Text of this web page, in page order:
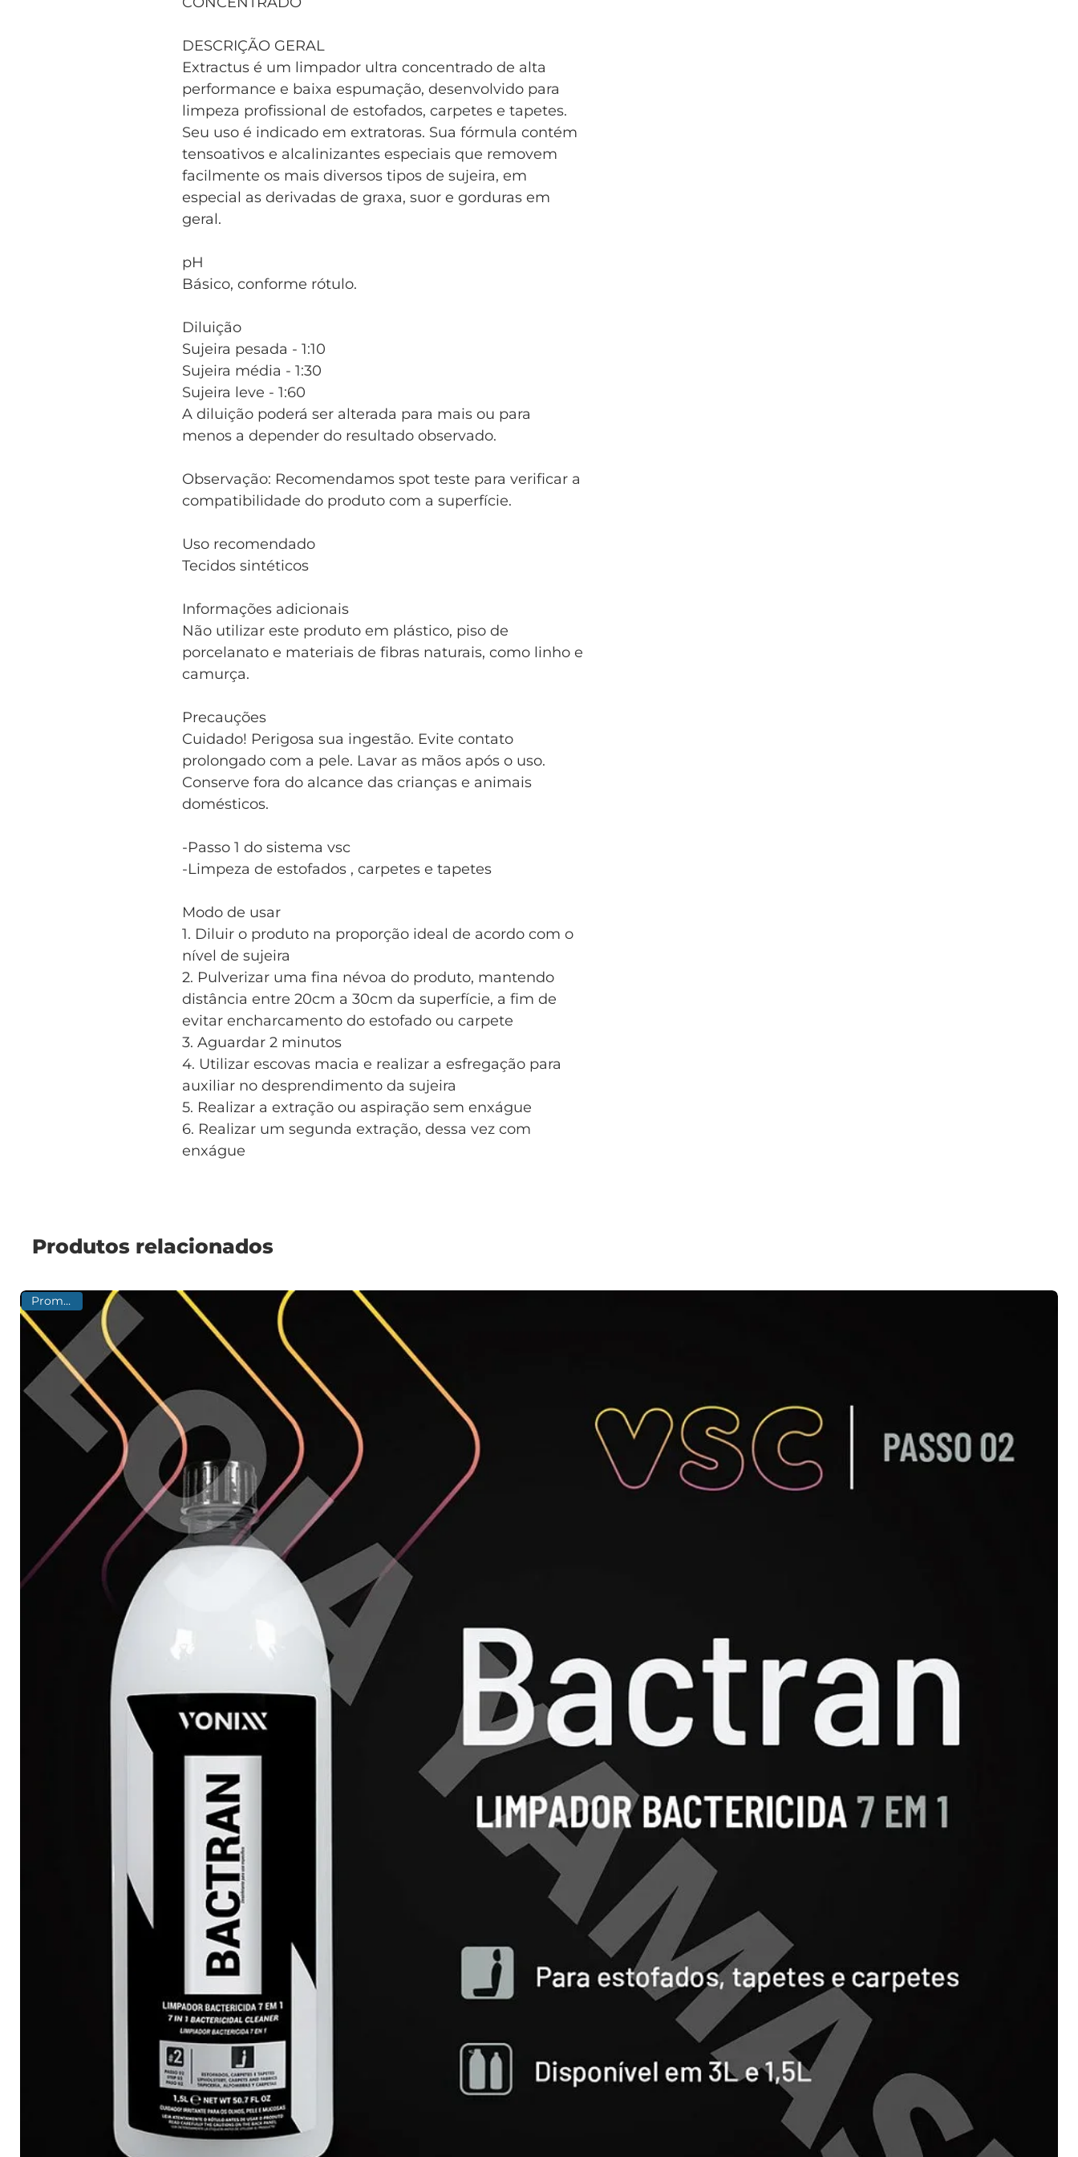
DESCRIÇÃO GERAL
Extractus é um limpador ultra concentrado de alta
performance e baixa espumação, desenvolvido para
limpeza profissional de estofados, carpetes e tapetes.
Seu uso é indicado em extratoras. Sua fórmula contém
tensoativos e alcalinizantes especiais que removem
facilmente os mais diversos tipos de sujeira, em
especial as derivadas de graxa, suor e gorduras em
geral.
pH
Básico, conforme rótulo.
Diluição
Sujeira pesada - 1:10
Sujeira média - 1:30
Sujeira leve - 1:60
A diluição poderá ser alterada para mais ou para
menos a depender do resultado observado.
Observação: Recomendamos spot teste para verificar a
compatibilidade do produto com a superfície.
Uso recomendado
Tecidos sintéticos
Informações adicionais
Não utilizar este produto em plástico, piso de
porcelanato e materiais de fibras naturais, como linho e
camurça.
Precauções
Cuidado! Perigosa sua ingestão. Evite contato
prolongado com a pele. Lavar as mãos após o uso.
Conserve fora do alcance das crianças e animais
domésticos.
-Passo 1 do sistema vsc
-Limpeza de estofados , carpetes e tapetes
Modo de usar
1. Diluir o produto na proporção ideal de acordo com o
nível de sujeira
2. Pulverizar uma fina névoa do produto, mantendo
distância entre 20cm a 30cm da superfície, a fim de
evitar encharcamento do estofado ou carpete
3. Aguardar 2 minutos
4. Utilizar escovas macia e realizar a esfregação para
auxiliar no desprendimento da sujeira
5. Realizar a extração ou aspiração sem enxágue
6. Realizar um segunda extração, dessa vez com
enxágue
Produtos relacionados
Promoção